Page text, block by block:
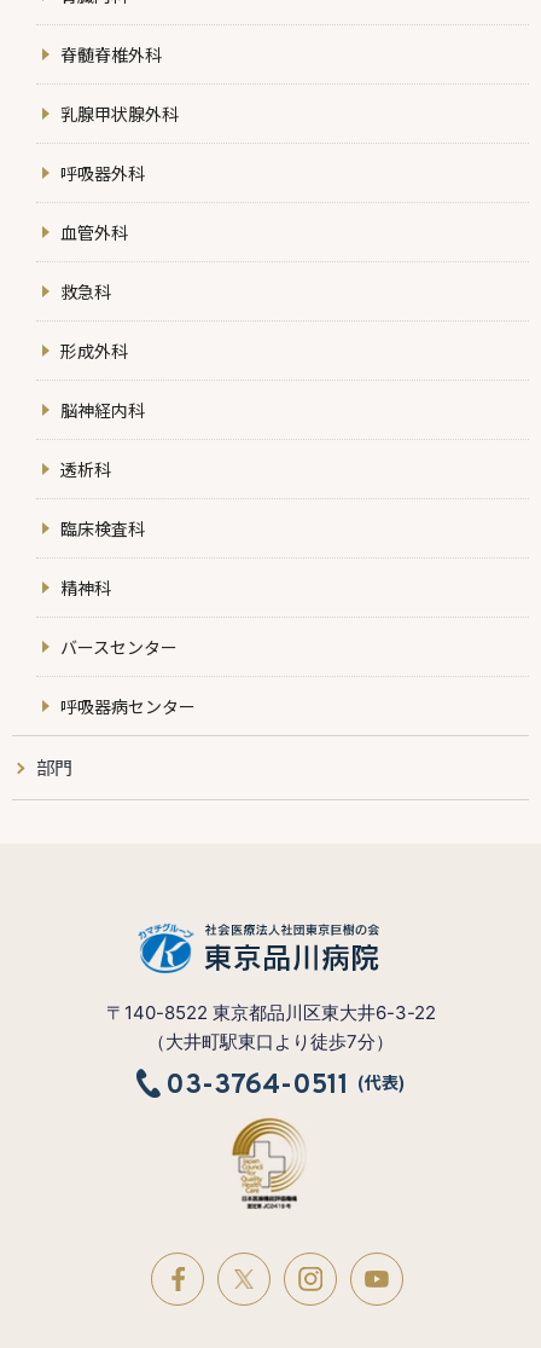
脊髄脊椎外科
乳腺甲状腺外科
呼吸器外科
血管外科
救急科
形成外科
脳神経内科
透析科
臨床検査科
精神科
バースセンター
呼吸器病センター
部門
〒140-8522 東京都品川区東大井6-3-22
（大井町駅東口より徒歩7分）
03-3764-0511 (代表)